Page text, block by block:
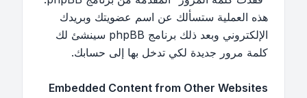
هذه العملية ستسألك عن اسم عضويتك وبريدك
الإلكتروني وبعد ذلك برنامج phpBB سينشئ لك
كلمة مرور جديدة لكي تدخل بها إلى حسابك.
Embedded Content from Other Websites